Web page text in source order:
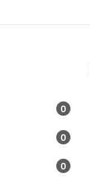
0
0
0